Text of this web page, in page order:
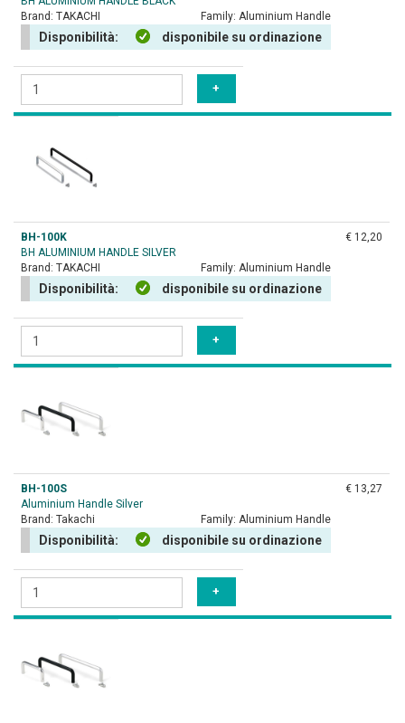
Brand: TAKACHI Family: Aluminium Handle
Disponibilità: disponibile su ordinazione
BH-100K
BH ALUMINIUM HANDLE SILVER
Brand: TAKACHI Family: Aluminium Handle
Disponibilità: disponibile su ordinazione
€ 12,20
BH-100S
Aluminium Handle Silver
Brand: Takachi Family: Aluminium Handle
Disponibilità: disponibile su ordinazione
€ 13,27